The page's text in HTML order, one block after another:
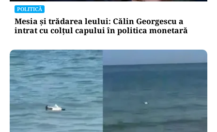
POLITICĂ
Mesia și trădarea leului: Călin Georgescu a
intrat cu colțul capului în politica monetară